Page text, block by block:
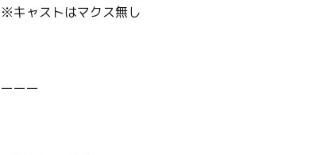
※キャストはマクス無し
ーーー